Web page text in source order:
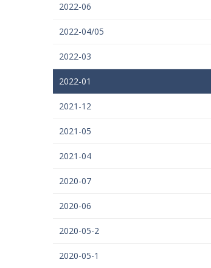
2022-06
2022-04/05
2022-03
2022-01
2021-12
2021-05
2021-04
2020-07
2020-06
2020-05-2
2020-05-1